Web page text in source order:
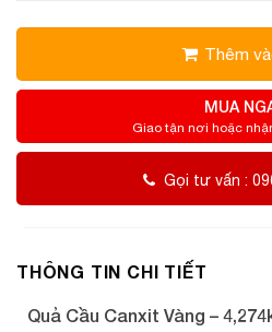
Thêm
MUA
Giao tận nơi hoặc
Gọi tư vấn :
THÔNG TIN CHI TIẾT
Quả Cầu Canxit Vàng –